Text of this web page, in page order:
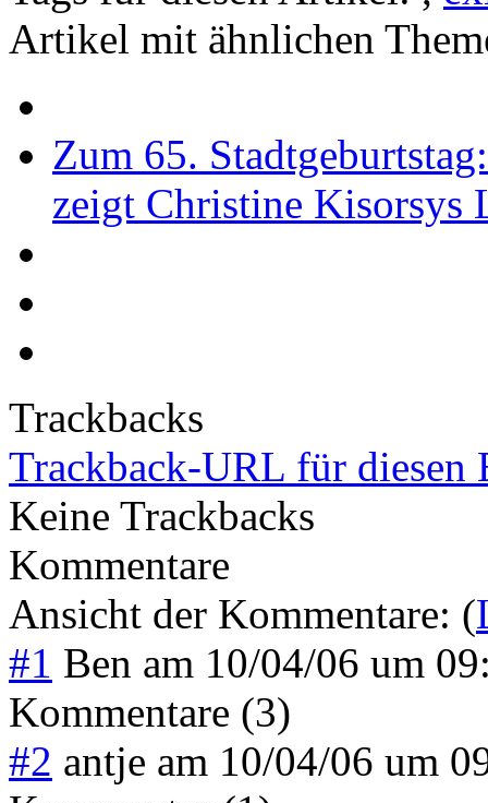
Artikel mit ähnlichen
Zum 65.
zeigt Christine Kisorsys
Trackbacks
Trackback-URL für diesen
Keine Trackbacks
Kommentare
Ansicht der Kommentare: (
#1 Ben am 10/04/06 um
Kommentare (3)
#2 antje am 10/04/06 um